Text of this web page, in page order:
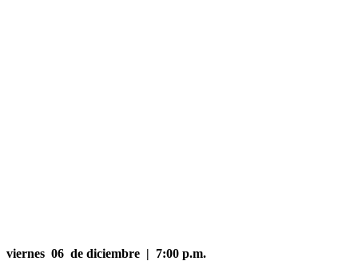
viernes 06 de diciembre | 7:00 p.m.